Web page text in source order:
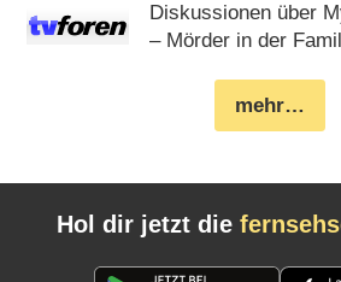
Diskussionen über
– Mörder in der
mehr…
Hol dir jetzt die